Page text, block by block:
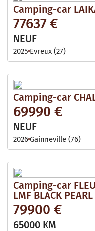
Camping-car
77637 €
NEUF
2025 Evreux (27)
Camping-car
69990 €
NEUF
2026Gainneville (76)
Camping-car
LMF BLACK PEARL
79900 €
65000 KM